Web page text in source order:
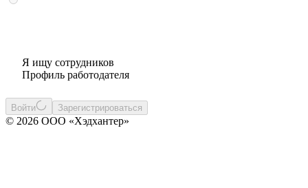
Я ищу сотрудников
Профиль работодателя
Войти Зарегистрироваться
© 2026 ООО «Хэдхантер»